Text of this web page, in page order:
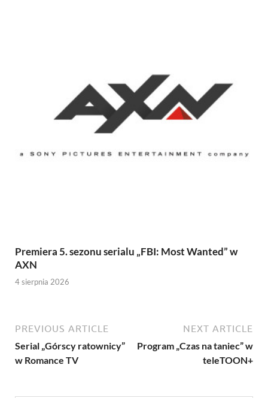
Premiera 5. sezonu serialu „FBI: Most Wanted” w
AXN
4 sierpnia 2026
PREVIOUS ARTICLE
Serial „Górscy ratownicy”
w Romance TV
NEXT ARTICLE
Program „Czas na taniec” w
teleTOON+